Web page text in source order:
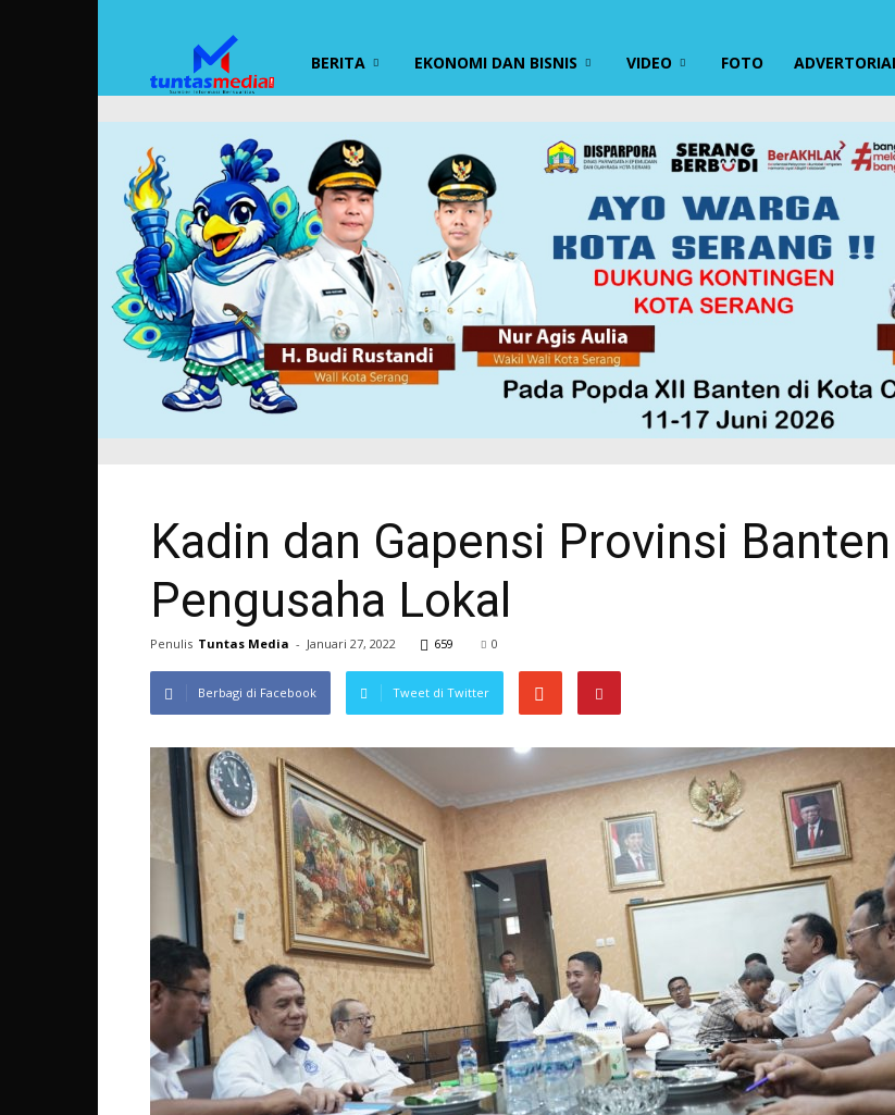
TUNTAS
MEDIA
BERITA EKONOMI DAN BISNIS VIDEO FOTO
Kadin dan Gapensi Provinsi
Pengusaha Lokal
Penulis Tuntas Media - Januari 27, 2022 659 0
Berbagi di Facebook Tweet di Twitter